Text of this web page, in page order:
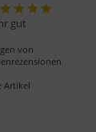
gut
von
Artikel